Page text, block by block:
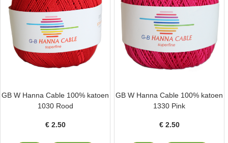
GB W Hanna Cable 100% katoen
1030 Rood
€ 2.50
GB W Hanna Cable 100% katoen
1330 Pink
€ 2.50